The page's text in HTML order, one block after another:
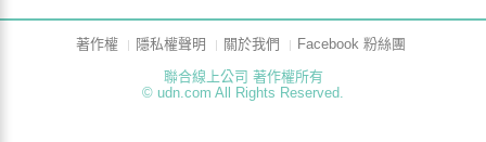
著作權 隱私權聲明 關於我們
Facebook 粉絲團
聯合線上公司 著作權所有
© udn.com All Rights Reserved.